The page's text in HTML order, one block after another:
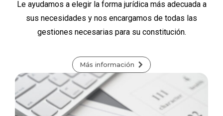
Le ayudamos a elegir la forma jurídica más adecuada a
sus necesidades y nos encargamos de todas las
gestiones necesarias para su constitución.
Más información